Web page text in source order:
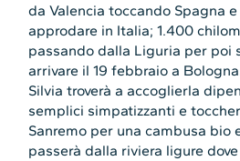
da Valencia toccando Spagna
approdare in Italia; 1.400
passando dalla Liguria per poi
arrivare il 19 febbraio a
Silvia troverà a accoglierla
semplici simpatizzanti e
Sanremo per una cambusa bio
passerà dalla riviera ligure dove